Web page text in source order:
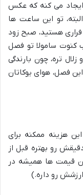
ایجاد می کنه که عکس
تو این ساعت ها
هستید، صبح زود
کنوت سامولا تو فصل
تره، چون بارندگی
فصل، هوای یوکاتان
این هزینه ممکنه برای
رو بهتره قبل از
قیمت ها همیشه در
رو داره.)